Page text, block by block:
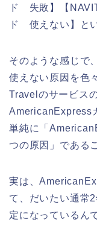
ド 失敗】【
ド 使えない】と
そのような感じで
使えない原因を色
Travelのサービス
AmericanExpress
単純に「
つの原因」である
実は、
て、だいたい通常
定になっているん